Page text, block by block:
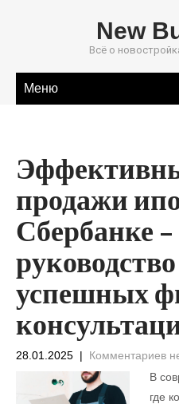
New
Всё о
Меню
продажи
Сбербанке
успешных
28.01.2025 | Комментариев
В
где